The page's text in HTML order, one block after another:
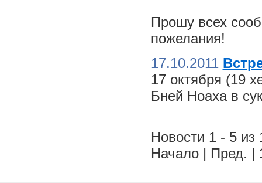
Прошу всех
пожелания!
17.10.2011
17 октября (19
Бней Ноаха в
Новости 1 - 5 из
Начало | Пред. |